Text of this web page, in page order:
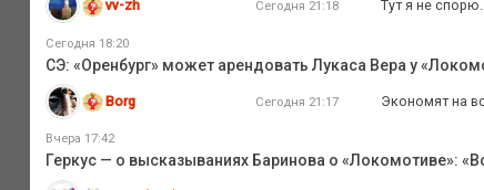
vv-zh Сегодня 21:18 Тут я не
Сегодня 18:20
СЭ: «Оренбург» может арендовать Лукаса Вера у
Borg Сегодня 21:17 Экономят на
Вчера 17:42
Геркус — о высказываниях Баринова о «Локомотиве»: